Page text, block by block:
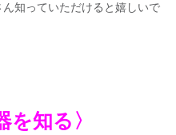
ん知っていただけると嬉しいで
を知る〉